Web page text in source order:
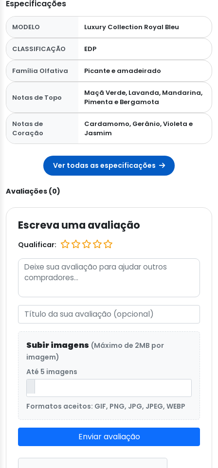
Especificações
MODELO Luxury Collection Royal Bleu
CLASSIFICAÇÃO EDP
Família Olfativa Picante e amadeirado
Notas de Topo
Maçã Verde, Lavanda, Mandarina,
Pimenta e Bergamota
Notas de
Coração
Cardamomo, Gerânio, Violeta e
Jasmim
Ver todas as especificações
Avaliações (0)
Escreva uma avaliação
Qualificar:
Subir imagens (Máximo de 2MB por
imagem)
Até 5 imagens
Formatos aceitos: GIF, PNG, JPG, JPEG, WEBP
Enviar avaliação